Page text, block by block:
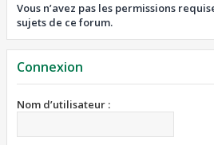
Vous n’avez pas les permissions
sujets de ce forum.
Connexion
Nom d’utilisateur :